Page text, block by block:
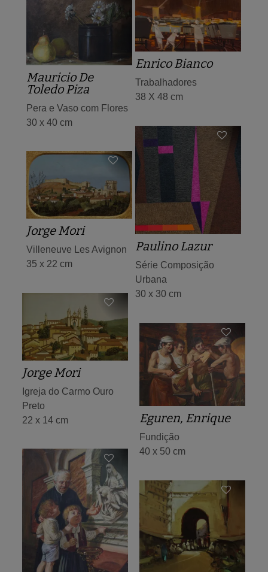
Enrico Bianco
Trabalhadores
38 X 48 cm
Mauricio De
Toledo Piza
Pera e Vaso com Flores
30 x 40 cm
Paulino Lazur
Série Composição
Urbana
30 x 30 cm
Jorge Mori
Villeneuve Les Avignon
35 x 22 cm
Jorge Mori
Igreja do Carmo Ouro
Preto
22 x 14 cm
Eguren, Enrique
Fundição
40 x 50 cm